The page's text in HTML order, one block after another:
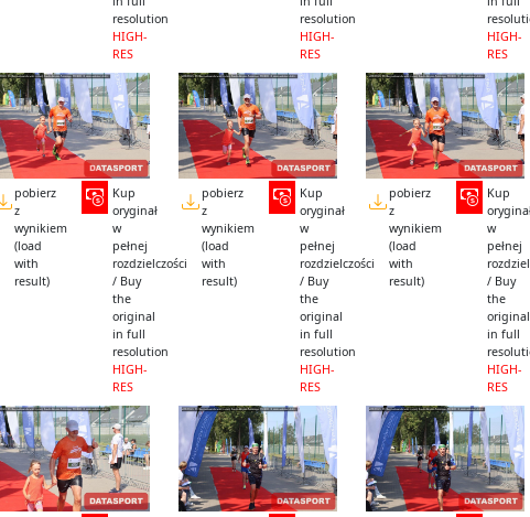
resolution
HIGH-
RES
resolution
HIGH-
RES
HIGH-
RES
pobierz
z
wynikiem
(load
with
result)
Kup
oryginał
w
pełnej
rozdzielczości
/ Buy
the
original
in full
resolution
HIGH-
RES
pobierz
z
wynikiem
(load
with
result)
Kup
oryginał
w
pełnej
rozdzielczości
/ Buy
the
original
in full
resolution
HIGH-
RES
pobierz
z
wynikiem
(load
with
result)
Kup
w
pełnej
/ Buy
the
original
in full
HIGH-
RES